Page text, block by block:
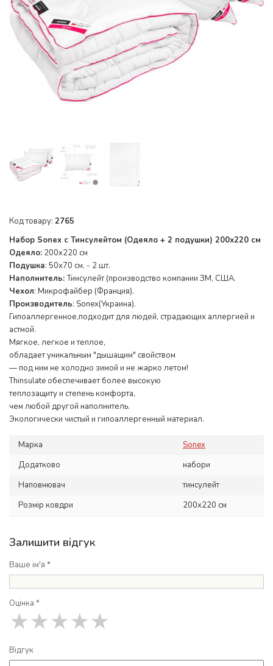
Код товару: 2765
Набор Sonex c Тинсулейтом (Одеяло + 2 подушки) 200х220 см
Одеяло: 200x220 см
Подушка: 50x70 см. - 2 шт.
Наполнитель:Тинсулейт (производство компании ЗМ, США.
Чехол: Микрофайбер (Франция).
Производитель: Sonex(Украина).
Гипоаллергенное,подходит для людей, страдающих аллергией и
астмой.
Мягкое, легкое и теплое,
обладает уникальным "дышащим" свойством
— под ним не холодно зимой и не жарко летом!
Thinsulate обеспечивает более высокую
теплозащиту и степень комфорта,
чем любой другой наполнитель.
Экологически чистый и гипоаллергенный материал.
Марка
Sonex
Додатково
набори
Наповнювач
тинсулейт
Розмір ковдри
200x220 см
Залишити відгук
Ваше ім'я *
Оцінка *
★
★
★
★
★
Відгук